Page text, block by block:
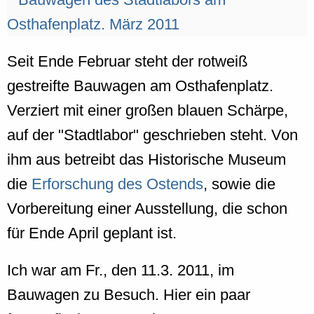
Seit Ende Februar steht der rotweiß
gestreifte Bauwagen am Osthafenplatz.
Verziert mit einer großen blauen Schärpe,
auf der "Stadtlabor" geschrieben steht. Von
ihm aus betreibt das Historische Museum
die Erforschung des Ostends, sowie die
Vorbereitung einer Ausstellung, die schon
für Ende April geplant ist.
Ich war am Fr., den 11.3. 2011, im
Bauwagen zu Besuch. Hier ein paar